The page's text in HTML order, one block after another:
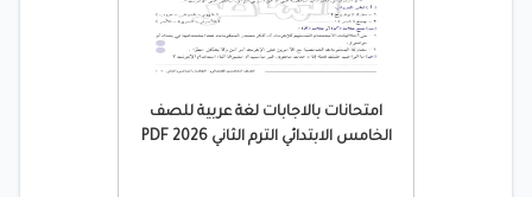
امتحانات بالاجابات لغة عربية للصف
الخامس الابتدائي الترم الثاني 2026 PDF